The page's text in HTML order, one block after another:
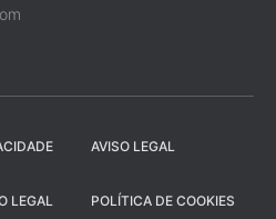
AVISO LEGAL
LEGAL POLÍTICA DE COOKIES